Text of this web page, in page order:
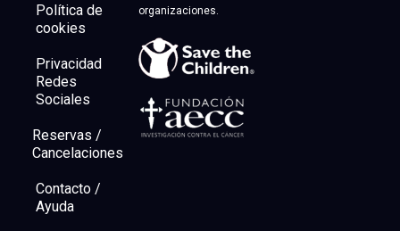
Política de
cookies
Privacidad
Redes
Sociales
Reservas /
Cancelaciones
Contacto /
Ayuda
organizaciones.